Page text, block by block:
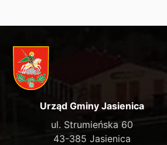
Urząd Gminy Jasienica
ul. Strumieńska 60
43-385 Jasienica